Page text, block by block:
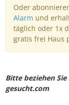
Oder
Alarm und
täglich oder 1x
gratis frei Haus
Bitte beziehen
gesucht.com